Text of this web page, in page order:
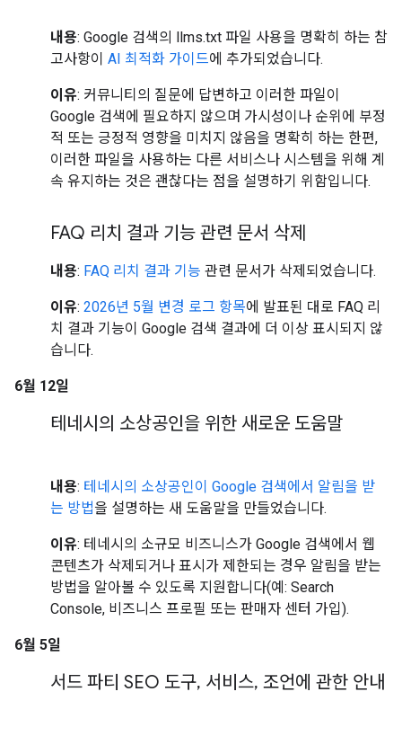
내용: Google 검색의 llms.txt 파일 사용을 명확히 하는 참
고사항이 AI 최적화 가이드에 추가되었습니다.
이유: 커뮤니티의 질문에 답변하고 이러한 파일이
Google 검색에 필요하지 않으며 가시성이나 순위에 부정
적 또는 긍정적 영향을 미치지 않음을 명확히 하는 한편,
이러한 파일을 사용하는 다른 서비스나 시스템을 위해 계
속 유지하는 것은 괜찮다는 점을 설명하기 위함입니다.
FAQ 리치 결과 기능 관련 문서 삭제
내용: FAQ 리치 결과 기능 관련 문서가 삭제되었습니다.
이유: 2026년 5월 변경 로그 항목에 발표된 대로 FAQ 리
치 결과 기능이 Google 검색 결과에 더 이상 표시되지 않
습니다.
6월 12일
테네시의 소상공인을 위한 새로운 도움말
내용: 테네시의 소상공인이 Google 검색에서 알림을 받
는 방법을 설명하는 새 도움말을 만들었습니다.
이유: 테네시의 소규모 비즈니스가 Google 검색에서 웹
콘텐츠가 삭제되거나 표시가 제한되는 경우 알림을 받는
방법을 알아볼 수 있도록 지원합니다(예: Search
Console, 비즈니스 프로필 또는 판매자 센터 가입).
6월 5일
서드 파티 SEO 도구, 서비스, 조언에 관한 안내